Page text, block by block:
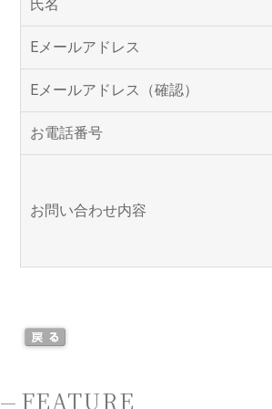
氏名
Eメールアドレス
Eメールアドレス（確認）
お電話番号
お問い合わせ内容
-FEATURE